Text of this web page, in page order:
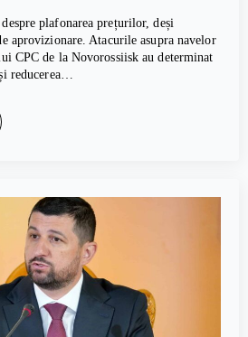
plafonarea prețurilor, deși
aprovizionare. Atacurile asupra navelor
CPC de la Novorossiisk au determinat
reducerea…